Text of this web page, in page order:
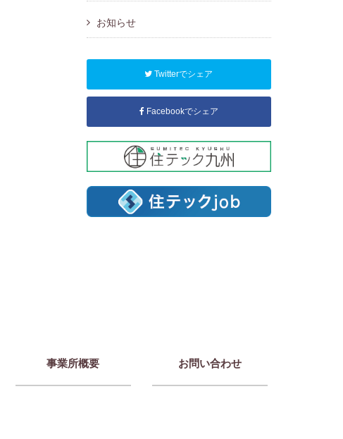
お知らせ
Twitterでシェア
Facebookでシェア
事業所概要 お問い合わせ